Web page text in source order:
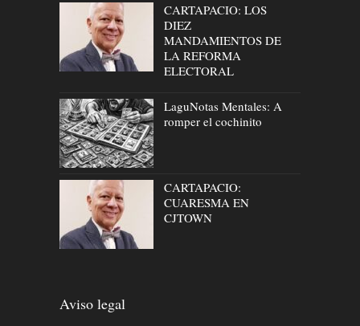
CARTAPACIO: LOS
DIEZ
MANDAMIENTOS DE
LA REFORMA
ELECTORAL
LaguNotas Mentales: A
romper el cochinito
CARTAPACIO:
CUARESMA EN
CJTOWN
Aviso legal